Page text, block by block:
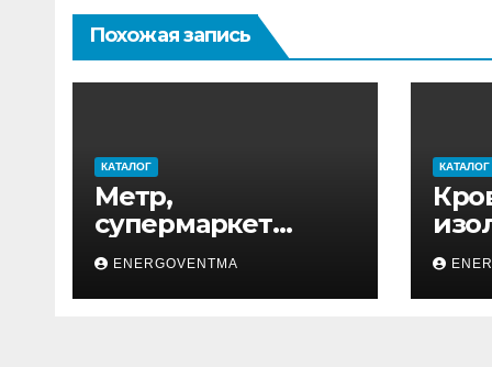
Похожая запись
КАТАЛОГ
Метр,
супермаркет
товаров для дома
и ремонта
ENERGOVENTMA
КАТАЛОГ